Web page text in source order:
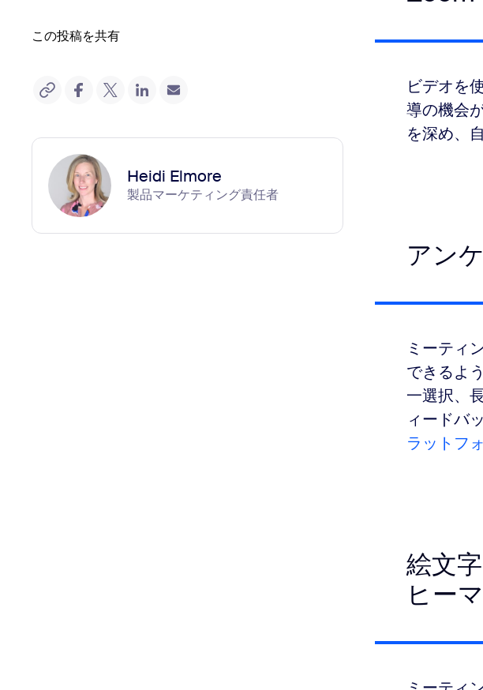
この投稿を共有
Heidi Elmore
製品マーケティング責任者
ビデオを
導の機会
を深め、
アン
ミーティ
できるよう
一選択、
ィードバ
ラットフ
絵文
ヒー